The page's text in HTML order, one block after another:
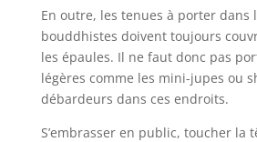
En outre, les tenues à porter dans
bouddhistes doivent toujours
les épaules. Il ne faut donc pas
légères comme les mini-jupes ou
débardeurs dans ces endroits.
S’embrasser en public, toucher la